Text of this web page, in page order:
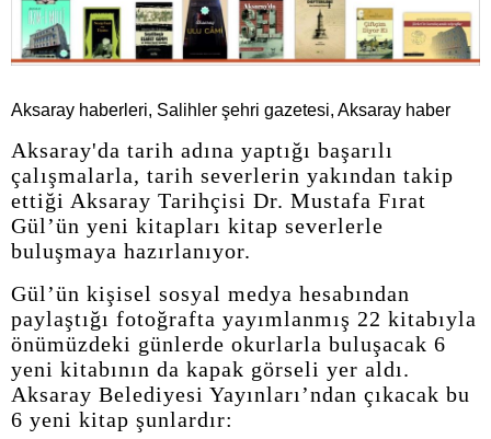
Aksaray haberleri, Salihler şehri gazetesi, Aksaray haber
Aksaray'da tarih adına yaptığı başarılı
çalışmalarla, tarih severlerin yakından takip
ettiği Aksaray Tarihçisi Dr. Mustafa Fırat
Gül’ün yeni kitapları kitap severlerle
buluşmaya hazırlanıyor.
Gül’ün kişisel sosyal medya hesabından
paylaştığı fotoğrafta yayımlanmış 22 kitabıyla
önümüzdeki günlerde okurlarla buluşacak 6
yeni kitabının da kapak görseli yer aldı.
Aksaray Belediyesi Yayınları’ndan çıkacak bu
6 yeni kitap şunlardır: